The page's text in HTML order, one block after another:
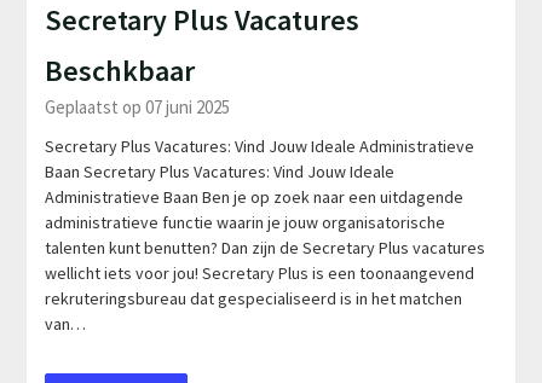
Secretary Plus Vacatures
Beschkbaar
Geplaatst op 07 juni 2025
Secretary Plus Vacatures: Vind Jouw Ideale Administratieve
Baan Secretary Plus Vacatures: Vind Jouw Ideale
Administratieve Baan Ben je op zoek naar een uitdagende
administratieve functie waarin je jouw organisatorische
talenten kunt benutten? Dan zijn de Secretary Plus vacatures
wellicht iets voor jou! Secretary Plus is een toonaangevend
rekruteringsbureau dat gespecialiseerd is in het matchen
van…